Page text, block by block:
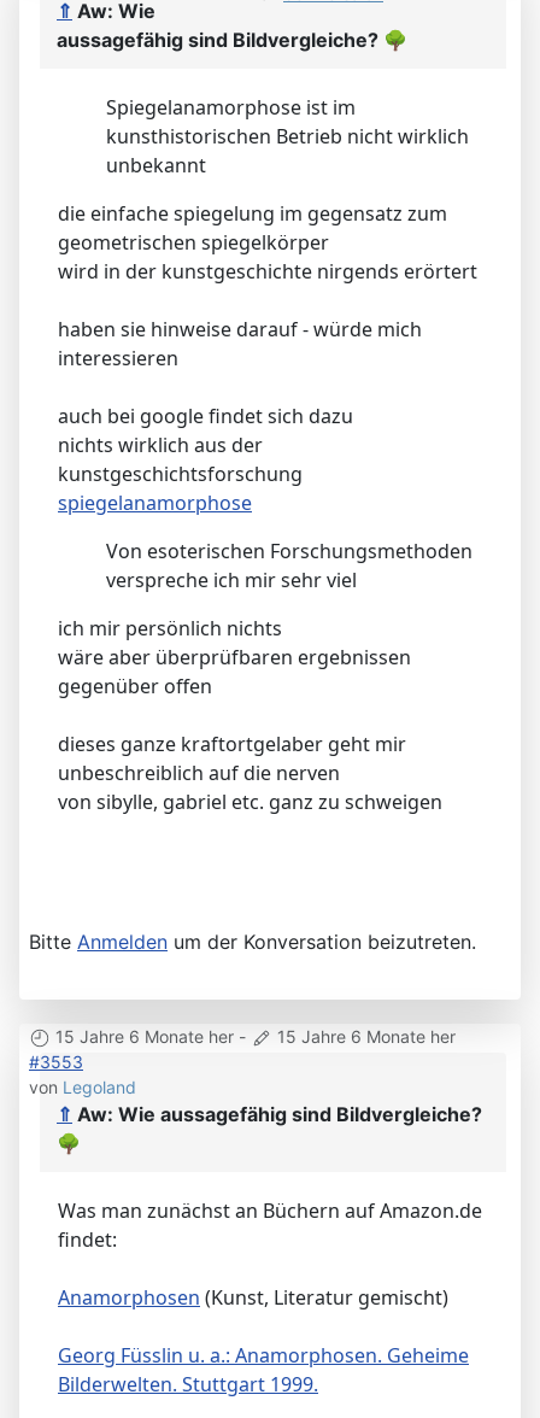
⇑ Aw: Wie
aussagefähig sind Bildvergleiche? 🌳
Spiegelanamorphose ist im
kunsthistorischen Betrieb nicht wirklich
unbekannt
die einfache spiegelung im gegensatz zum
geometrischen spiegelkörper
wird in der kunstgeschichte nirgends erörtert
haben sie hinweise darauf - würde mich
interessieren
auch bei google findet sich dazu
nichts wirklich aus der
kunstgeschichtsforschung
spiegelanamorphose
Von esoterischen Forschungsmethoden
verspreche ich mir sehr viel
ich mir persönlich nichts
wäre aber überprüfbaren ergebnissen
gegenüber offen
dieses ganze kraftortgelaber geht mir
unbeschreiblich auf die nerven
von sibylle, gabriel etc. ganz zu schweigen
Bitte Anmelden um der Konversation beizutreten.
15 Jahre 6 Monate her -
15 Jahre 6 Monate her
#3553
von Legoland
⇑ Aw: Wie aussagefähig sind Bildvergleiche?
🌳
Was man zunächst an Büchern auf Amazon.de
findet:
Anamorphosen (Kunst, Literatur gemischt)
Georg Füsslin u. a.: Anamorphosen. Geheime
Bilderwelten. Stuttgart 1999.